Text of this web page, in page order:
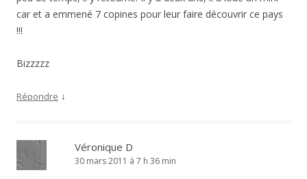
car et a emmené 7 copines pour leur faire découvrir ce pays
!!!
Bizzzzz
Répondre ↓
Véronique D
30 mars 2011 à 7 h 36 min